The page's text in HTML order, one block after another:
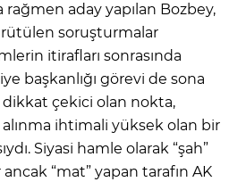
aday yapılan Bozbey,
soruşturmalar
itirafları sonrasında
başkanlığı görevi de sona
dikkat çekici olan nokta,
ihtimali yüksek olan bir
Siyasi hamle olarak “şah”
“mat” yapan tarafın AK